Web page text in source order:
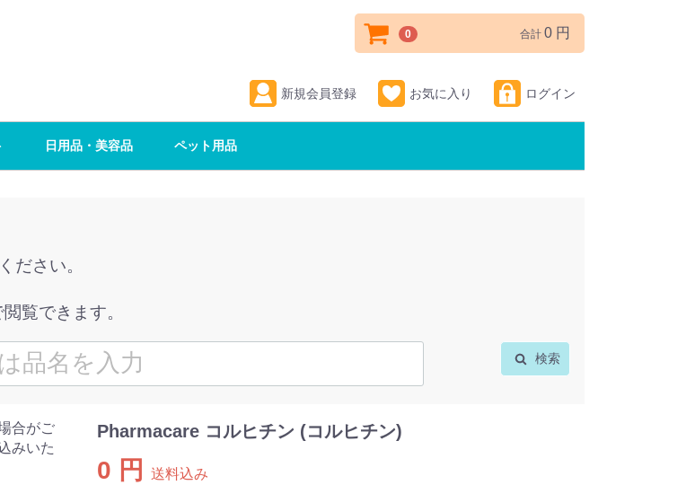
新規会員登録 お気に入り ログイン
0 合計 0 円
日用品・美容品 ペット用品
ださい。
覧できます。
検索
合がご
みいた
Pharmacare コルヒチン (コルヒチン)
0 円
送料込み